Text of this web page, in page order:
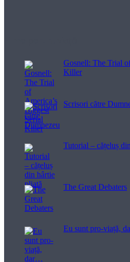
Gosnell: The Trial
Killer
Scrisori către
Tutorial – cățeluș
The Great Debaters
Eu sunt pro-viață,